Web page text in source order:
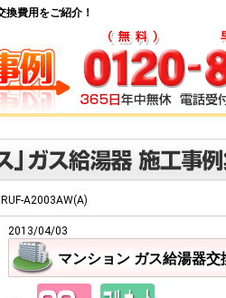
費用をご紹介！
A2003AW(A)
2013/04/03
マンション ガス給湯器交